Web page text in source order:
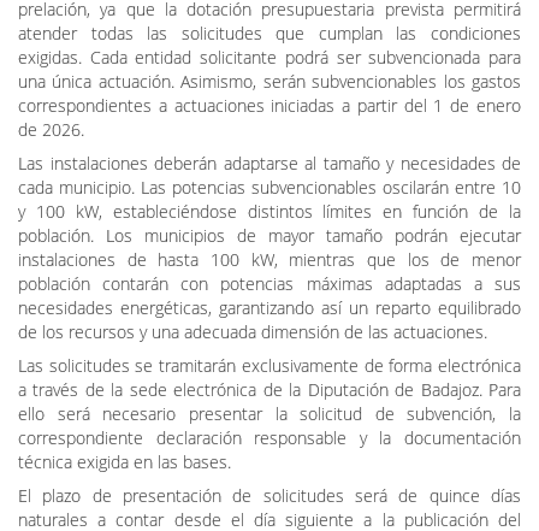
requisitos establecidos en las bases reguladoras. El procedimiento
de concesión se realizará en régimen de concurrencia sin
prelación, ya que la dotación presupuestaria prevista permitirá
atender todas las solicitudes que cumplan las condiciones
exigidas. Cada entidad solicitante podrá ser subvencionada para
una única actuación. Asimismo, serán subvencionables los gastos
correspondientes a actuaciones iniciadas a partir del 1 de enero
de 2026.
Las instalaciones deberán adaptarse al tamaño y necesidades de
cada municipio. Las potencias subvencionables oscilarán entre 10
y 100 kW, estableciéndose distintos límites en función de la
población. Los municipios de mayor tamaño podrán ejecutar
instalaciones de hasta 100 kW, mientras que los de menor
población contarán con potencias máximas adaptadas a sus
necesidades energéticas, garantizando así un reparto equilibrado
de los recursos y una adecuada dimensión de las actuaciones.
Las solicitudes se tramitarán exclusivamente de forma electrónica
a través de la sede electrónica de la Diputación de Badajoz. Para
ello será necesario presentar la solicitud de subvención, la
correspondiente declaración responsable y la documentación
técnica exigida en las bases.